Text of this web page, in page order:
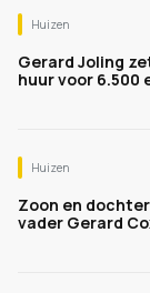
Huizen
Gerard Joling
huur voor 6.500
Huizen
Zoon en
vader Gerard